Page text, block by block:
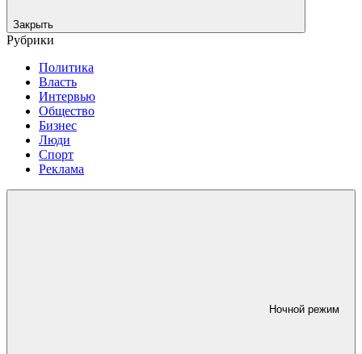
Закрыть
Рубрики
Политика
Власть
Интервью
Общество
Бизнес
Люди
Спорт
Реклама
Ночной режим